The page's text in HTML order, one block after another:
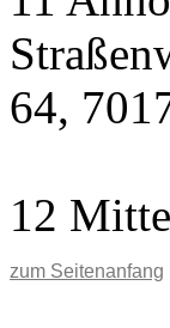
64,
12
zum Seitenanfang